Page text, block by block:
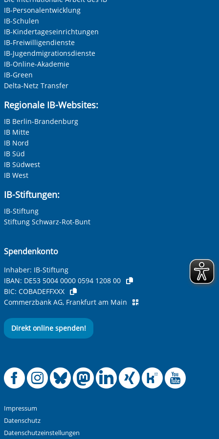
IB-Personalentwicklung
IB-Schulen
IB-Kindertageseinrichtungen
IB-Freiwilligendienste
IB-Jugendmigrationsdienste
IB-Online-Akademie
IB-Green
Delta-Netz Transfer
Regionale IB-Websites:
IB Berlin-Brandenburg
IB Mitte
IB Nord
IB Süd
IB Südwest
IB West
IB-Stiftungen:
IB-Stiftung
Stiftung Schwarz-Rot-Bunt
Spendenkonto
Inhaber: IB-Stiftung
IBAN: DE53 5004 0000 0594 1208 00
BIC: COBADEFFXXX
Commerzbank AG, Frankfurt am Main
Direkt online spenden!
Offizielle
Offizielle
Offizielle
Offizielle
Offizielle
Impressum
Datenschutz
Datenschutzeinstellungen